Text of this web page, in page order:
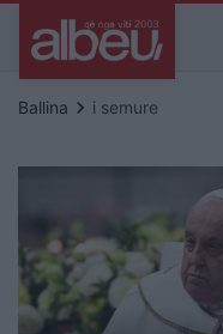
Ballina keyboard_arrow_right i semure